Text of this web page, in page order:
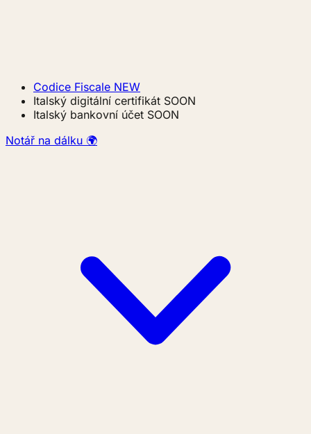
Codice Fiscale NEW
Italský digitální certifikát SOON
Italský bankovní účet SOON
Notář na dálku 🌍